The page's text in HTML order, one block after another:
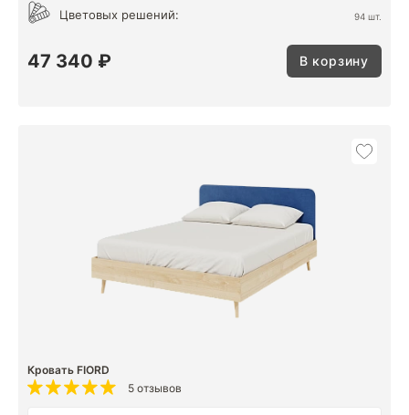
Цветовых решений: 94 шт.
47 340 ₽ В корзину
Кровать FIORD
5 отзывов